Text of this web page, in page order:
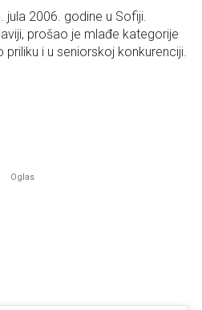
jula 2006. godine u Sofiji.
prošao je mlađe kategorije
i u seniorskoj konkurenciji.